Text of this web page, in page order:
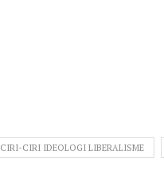
CIRI-CIRI IDEOLOGI LIBERALISME